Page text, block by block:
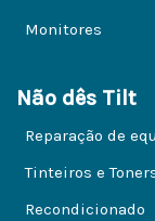
Monitores
Não dês Tilt
Reparação de
Tinteiros e
Recondicionado